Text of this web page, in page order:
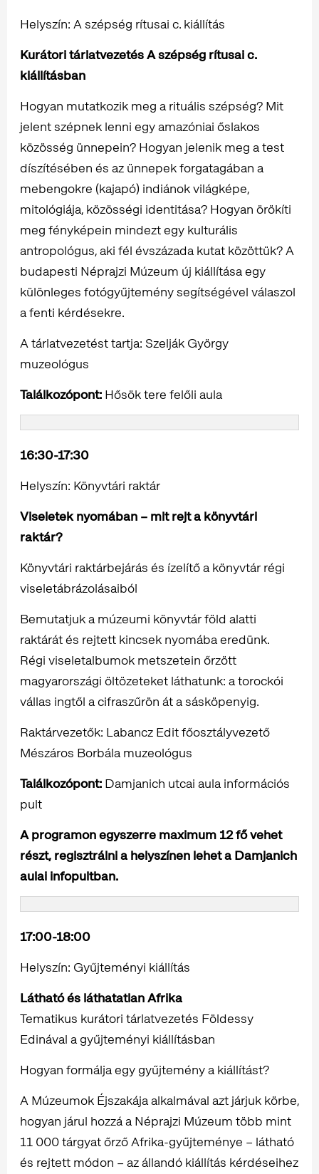
Helyszín: A szépség rítusai c. kiállítás
Kurátori tárlatvezetés A szépség rítusai c.
kiállításban
Hogyan mutatkozik meg a rituális szépség? Mit
jelent szépnek lenni egy amazóniai őslakos
közösség ünnepein? Hogyan jelenik meg a test
díszítésében és az ünnepek forgatagában a
mebengokre (kajapó) indiánok világképe,
mitológiája, közösségi identitása? Hogyan örökíti
meg fényképein mindezt egy kulturális
antropológus, aki fél évszázada kutat közöttük? A
budapesti Néprajzi Múzeum új kiállítása egy
különleges fotógyűjtemény segítségével válaszol
a fenti kérdésekre.
A tárlatvezetést tartja: Szelják György
muzeológus
Találkozópont: Hősök tere felőli aula
16:30-17:30
Helyszín: Könyvtári raktár
Viseletek nyomában – mit rejt a könyvtári
raktár?
Könyvtári raktárbejárás és ízelítő a könyvtár régi
viseletábrázolásaiból
Bemutatjuk a múzeumi könyvtár föld alatti
raktárát és rejtett kincsek nyomába eredünk.
Régi viseletalbumok metszetein őrzött
magyarországi öltözeteket láthatunk: a torockói
vállas ingtől a cifraszűrön át a sásköpenyig.
Raktárvezetők: Labancz Edit főosztályvezető
Mészáros Borbála muzeológus
Találkozópont: Damjanich utcai aula információs
pult
A programon egyszerre maximum 12 fő vehet
részt, regisztrálni a helyszínen lehet a Damjanich
aulai infopultban.
17:00-18:00
Helyszín: Gyűjteményi kiállítás
Látható és láthatatlan Afrika
Tematikus kurátori tárlatvezetés Földessy
Edinával a gyűjteményi kiállításban
Hogyan formálja egy gyűjtemény a kiállítást?
A Múzeumok Éjszakája alkalmával azt járjuk körbe,
hogyan járul hozzá a Néprajzi Múzeum több mint
11 000 tárgyat őrző Afrika-gyűjteménye – látható
és rejtett módon – az állandó kiállítás kérdéseihez